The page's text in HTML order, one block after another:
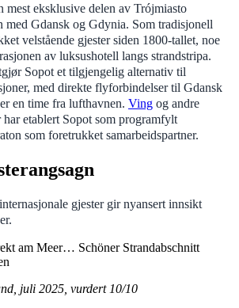
mest eksklusive delen av Trójmiasto
med Gdansk og Gdynia. Som tradisjonell
velstående gjester siden 1800-tallet, noe
av luksushotell langs strandstripa.
Sopot et tilgjengelig alternativ til
med direkte flyforbindelser til Gdansk
en time fra lufthavnen. Ving og andre
etablert Sopot som programfylt
som foretrukket samarbeidspartner.
gjester gir nyansert innsikt
am Meer… Schöner Strandabschnitt
juli 2025, vurdert 10/10